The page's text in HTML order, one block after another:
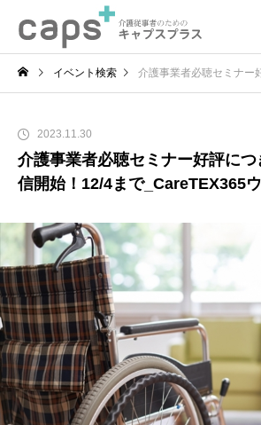
イベント検索 介護事業者必聴セミナー好評につきアーカイブ
2023.11.30
介護事業者必聴セミナー好評に
信開始！12/4まで_CareTEX365